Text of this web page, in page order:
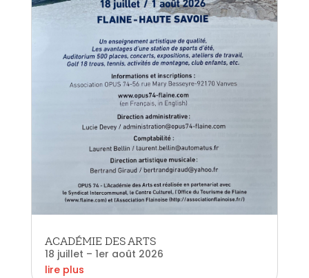
ACADÉMIE DES ARTS
18 juillet – 1er août 2026
lire plus